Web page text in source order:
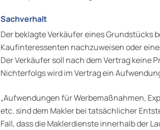
Sachverhalt
Der beklagte Verkäufer eines Grundstücks
Kaufinteressen­ten nachzuweisen oder
Der Verkäufer soll nach dem Vertrag keine
Nichterfolgs wird im Vertrag ein
„Aufwendungen für Werbemaßnahmen,
etc. sind dem Makler bei tatsächlicher
Fall, dass die Maklerdienste innerhalb der